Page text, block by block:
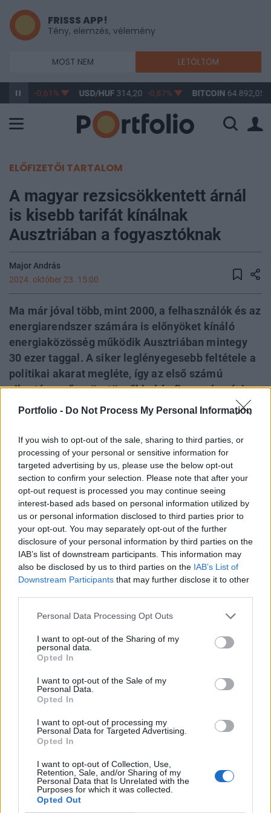
Portfolio - Do Not Process My Personal Information
If you wish to opt-out of the sale, sharing to third parties, or
processing of your personal or sensitive information for
targeted advertising by us, please use the below opt-out
section to confirm your selection. Please note that after your
opt-out request is processed you may continue seeing
interest-based ads based on personal information utilized by
us or personal information disclosed to third parties prior to
your opt-out. You may separately opt-out of the further
disclosure of your personal information by third parties on the
IAB’s list of downstream participants. This information may
also be disclosed by us to third parties on the IAB’s List of
Downstream Participants that may further disclose it to other
Personal Data Processing Opt Outs
I want to opt-out of the Sharing of my
personal data.
Opted In
I want to opt-out of the Sale of my
Personal Data.
Opted In
I want to opt-out of processing my
Personal Data for Targeted Advertising.
Opted In
I want to opt-out of Collection, Use,
Retention, Sale, and/or Sharing of my
Personal Data that Is Unrelated with the
Purposes for which it was collected.
Opted Out
FRISSS APP!
Tény, elemzés, vélemény
MOST NEM LETÖLTÖM
363,17 -0,61% USD/HUF314,20 -0,87% BITCOIN64 892,05
ELŐFIZETŐI TARTALOM
A magyar rezsicsökkentett árnál
is kisebb tarifát kínálnak
Ausztriában a fogyasztóknak
Major András
2024. október 23. 15:00
Ma már jóval több, mint 2000, a felhasználók és az
energiarendszer számára is előnyöket kínáló
energiaközösség működik Ausztriában mintegy
30 ezer taggal. A siker leglényegesebb feltétele a
politikai akarat megléte, így az első számú
sikertényező az ösztönzőkkel és finanszírozási
rendszerrel is kiegészülő szilárd jogi és
energiaközösségekkel kapcsolatos kedvező
tapasztalatokat Angela Holzmann, az Osztrák
Energiaügynökség szakértője a Magyar
Természetvédők Szövetsége és Közösségi
Energia Szolgáltató NKft. által rendezett szakmai
fórumon, ahol a csehországi tapasztalatokról,
illetve a hazai tanulságokról, kihívásokról és
tervekről is szó esett.
Sustainable World 2026Szeptember 8-án jön az év egyik
legjelentősebb üzleti fenntarthatósági találkozója, a
konferencia a zöld gazdasággal kapcsolatos
foglalkozik, de emellett helyszíne a Green Awards
díjátadónak is. Részletek a linken.Információ és
A keresett cikk a portfolio.hu hírarchívumához
regisztrációhoz kötött.
Az előfizetés a következőket tartalmazza:
Portfolio.hu teljes cikkarchívum